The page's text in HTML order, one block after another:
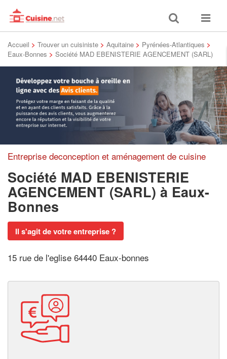
Toggle
search
Toggle
Accueil > Trouver un cuisiniste > Aquitaine > Pyrénées-Atlantiques >
Eaux-Bonnes > Société MAD EBENISTERIE AGENCEMENT (SARL)
Entreprise deconception et aménagement de cuisine
Société MAD EBENISTERIE
AGENCEMENT (SARL) à Eaux-
Bonnes
Il s'agit de votre entreprise ?
15 rue de l'eglise 64440 Eaux-bonnes